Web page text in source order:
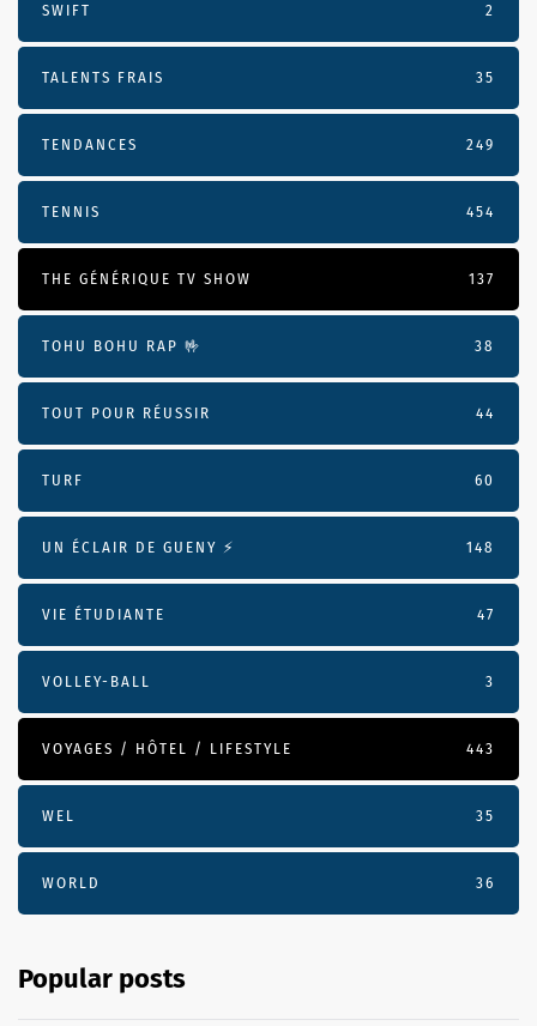
SWIFT 2
TALENTS FRAIS 35
TENDANCES 249
TENNIS 454
THE GÉNÉRIQUE TV SHOW 137
TOHU BOHU RAP 🤟 38
TOUT POUR RÉUSSIR 44
TURF 60
UN ÉCLAIR DE GUENY ⚡️ 148
VIE ÉTUDIANTE 47
VOLLEY-BALL 3
VOYAGES / HÔTEL / LIFESTYLE 443
WEL 35
WORLD 36
Popular posts